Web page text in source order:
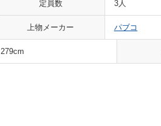
定員数 3人
上物メーカー パブコ